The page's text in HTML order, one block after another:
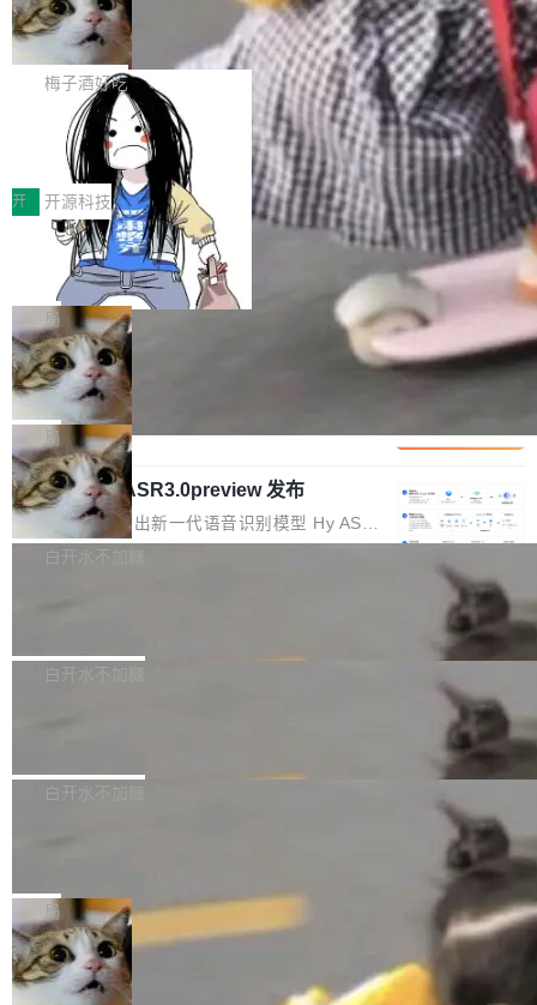
有云模型能够满足快速试用和效率提升的需求。
但对于金融、能源、医疗等对数据安全要求较...
让AI用起来，还要进一步看清混合算力时代下，
Token花在哪里、算力是否被充分利用，以及持
续增长的AI成本该如何优化。 深信服AI算力网关
正是围绕这些实际问题，从Token治理和成本治
理两个方面，让用户的每一份算力都看得清、管
得住、用得稳、省得下、更安全！ 一、从现在开
始，Token使用一目...
ean 在 Google 工作了 27 年后，宣布离职。 他
不是一个人走。一同离开的还有 Sanjay Ghema
wat（Google 员工编号 23，Jeff Dean 二十多
年的编程搭档，MapReduce 和 Bigtable 的共同
作者）、Quoc Le（Google 大脑核心成员，Se
q2Seq 和 DocAI 的共同发明人）以及 Oriol Vin
yals（Gemini 联合负责人，AlphaSta...
🔥 SolonCode v2026.8.4 发布：界面
字体可调、22 种语言、记忆搜索增强
打开终端就能上岗的全中文编码智能体，这一轮
把「看得清、用母语、记得住」三件事一次补
齐。 SolonCode 是什么 SolonCode 是杭州无
耳科技研发的企业级终端编码智能体——一位全
中文驱动的数字员工，自主理解需求、规划步
骤、编写代码。不挑模型、不挑平台，curl 一行
装完即用。 开源地址：Gitee · GitCode · GitHu
b 安装 支持 Java 8+（8~26）、macOS / Linu
x / Windows / Harmony PC。 # macOS / Linu
x / Harmony PC curl -fsSL https://solon.noea
r.org/solon...
梅子酒好吃
让“代码语义理解”深度释放AI Coding
价值潜能：华为云码道（CodeArts）
代码仓技术解析
一、代码仓深度理解技术的作用与价值 在软件工
程实践中，代码仓是企业核心知识资产的主要载
体。企业级代码仓库通常包含数十万乃至数百万
个文件，其规模远超单次模型调用可承载的上下
文窗口。随着项目规模的持续扩张与代码历史的
不断累积，代码仓中的模块关系、接口契约、业
务逻辑等关键信息往往分散于数十乃至数百个文
件之中，形成高度复杂的知识关联网络。传统的
代码检索手段（如关键词匹配、目录遍历）仅能
在语法层面完成文本定位，难以触及代码的语义
内涵与结构关联，导致开发者使用代码智能体在
理解大规模代码仓时面临显著"代码仓理解"瓶
颈。 代码仓深度理解服务（以下简称" CodeBas
e深度理解服务"）是华为云码道（CodeA...
开 开源科技
一条“删库”命令跑 17 小时，算法工程
师删光 89TB 数据只为干私活
最高人民检察院8月4日公布了一起案件：北京一
名90后算法工程师王某，为了给自己接的私活腾
服务器空间，删光了公司AI游戏部门的全部核心
数据。 王某2024年1月入职东城区某科技公司AI
短剧部门，有互联网大厂背景。在公司内部架构
调整期间，部门三次通知全员将数据从A集群迁
移到B集群，王某都回复了"收到"。 他没有迁移
数据。2024年9月3日下午4点，他使用此前登录
的账号密码进入A集群，输入了一条被程序员圈
称为"删库跑路"的命令——最高管理员权限、无
自研的多个文生3D和...
局
Cloudflare 分享推理优化实践：KV ca
che 量化 + 权重压缩，吞吐量提升 4
1%，成本降 30%
Kimi 和 GLM 是当前最强的大模型系列之一，但
它们有一个共同的问题：太吃显存了。月之暗面
的 Kimi K 系列和智谱的 GLM 都是长上下文、M
oE 架构的大模型，好用到让人上瘾，但 GPU 显
存永远不够用。 Cloudflare 的 Workers AI 团队
一直在跑这些模型的推理。他们在官方博客上发
整性保护。效果是：吞吐量提升 41%，每 token
局
腾讯混元 Hy ASR3.0preview 发布
腾讯混元正式推出新一代语音识别模型 Hy ASR
3.0preview。基于最新一代大语言模型 Hy3 的
让语音识别不再只是听清，而是真正听懂。通过
w 不要求标准普通话，方言识别覆盖粤语、吴语
白开水不加糖
新和少量网页兼容性修复版本。 Changes/fixe
容提供的字体时出现的几个问题 为避免音频加
质的最低采样率）的音频格式将被拒绝 修复了 C
SS 圆角虚线样式中可能存在的问题 如果表单中
的图像元素不在同一个子树中，则它们将不再关
联 加...
白开水不加糖
发布的 Release Notes，他利用 AI 工具（如 Co
最强的若干项。对于尚未正式发版的 PG 19，则
通过拉取过去一年内（从 PG 18 Beta1 时间点
至今）的所有 commit，同样交由 AI 分析提炼。
经过人工复核，准确度令人满意。这一方法也为
白开水不加糖
维护工作一直与我的日常工作、家务、社交生活
和休闲娱乐竞争时间。" 这是 libexpat 维护者 S
ebastian Pipping 写在博客里的话。8 月 4 日，
他宣布了一个新消息：从 2026 年 8 月 1 日起，
局